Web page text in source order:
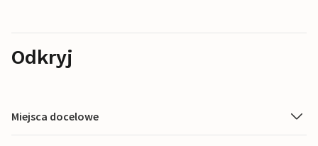
Odkryj
Miejsca docelowe